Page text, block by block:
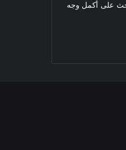
على أكمل وجه